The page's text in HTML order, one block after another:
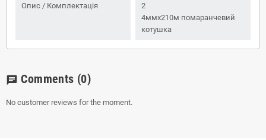
Опис / Комплектація
2
4ммx210м помаранчевий
котушка
chat Comments (0)
No customer reviews for the moment.